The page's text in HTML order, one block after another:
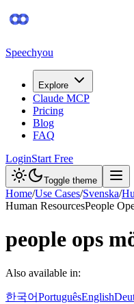
Speechyou
Explore
Claude MCP
Pricing
Blog
FAQ
LoginStart Free
Toggle theme
Home/Use Cases/Svenska/
Human ResourcesPeople
people ops
Also available in:
한국어PortuguêsEnglish